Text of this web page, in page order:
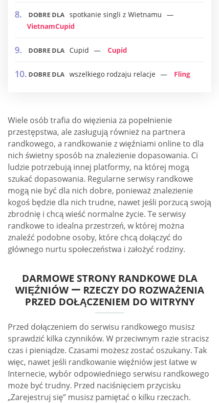
DOBRE DLA spotkanie singli z Wietnamu
VietnamCupid
DOBRE DLA Cupid Cupid
DOBRE DLA wszelkiego rodzaju relacje Fling
Wiele osób trafia do więzienia za popełnienie
przestępstwa, ale zasługują również na partnera
randkowego, a randkowanie z więźniami online to dla
nich świetny sposób na znalezienie dopasowania. Ci
ludzie potrzebują innej platformy, na której mogą
szukać dopasowania. Regularne serwisy randkowe
mogą nie być dla nich dobre, ponieważ znalezienie
kogoś będzie dla nich trudne, nawet jeśli porzucą swoją
zbrodnię i chcą wieść normalne życie. Te serwisy
randkowe to idealna przestrzeń, w której można
znaleźć podobne osoby, które chcą dołączyć do
głównego nurtu społeczeństwa i założyć rodziny.
DARMOWE STRONY RANDKOWE DLA
WIĘŹNIÓW ー RZECZY DO ROZWAŻENIA
PRZED DOŁĄCZENIEM DO WITRYNY
Przed dołączeniem do serwisu randkowego musisz
sprawdzić kilka czynników. W przeciwnym razie stracisz
czas i pieniądze. Czasami możesz zostać oszukany. Tak
więc, nawet jeśli randkowanie więźniów jest łatwe w
Internecie, wybór odpowiedniego serwisu randkowego
może być trudny. Przed naciśnięciem przycisku
„Zarejestruj się” musisz pamiętać o kilku rzeczach.